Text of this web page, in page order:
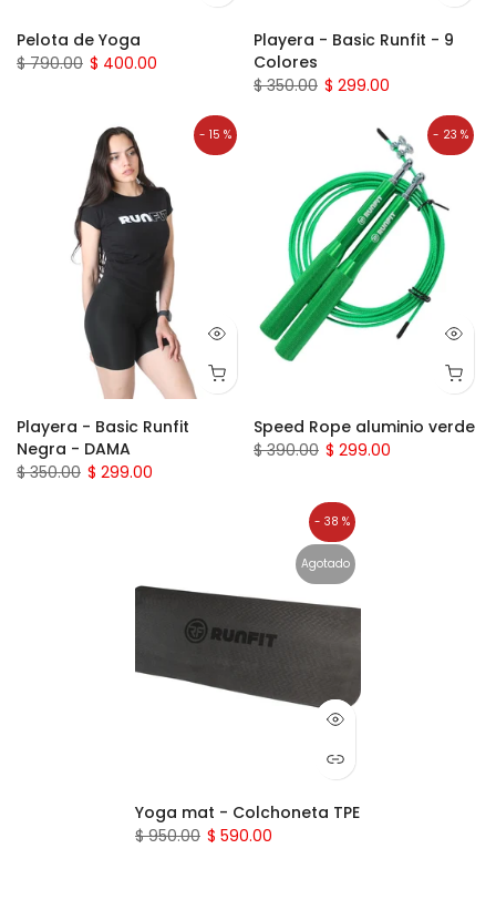
Pelota de Yoga
$ 790.00 $ 400.00
Playera - Basic Runfit - 9
Colores
$ 350.00 $ 299.00
- 15 %
Playera - Basic Runfit
Negra - DAMA
$ 350.00 $ 299.00
- 23 %
Speed Rope aluminio verde
$ 390.00 $ 299.00
- 38 %
Agotado
Yoga mat - Colchoneta TPE
$ 950.00 $ 590.00